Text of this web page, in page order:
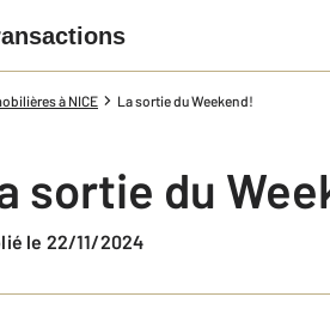
à NICE La sortie du Weekend!
sortie du
le 22/11/2024